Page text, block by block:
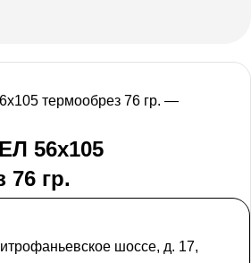
56х105
76 гр.
шоссе, д. 17,